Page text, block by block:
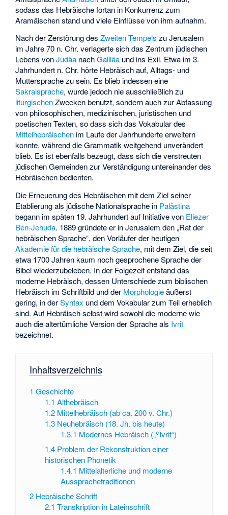
sodass das Hebräische fortan in Konkurrenz zum
Aramäischen stand und viele Einflüsse von ihm aufnahm.
Nach der Zerstörung desZweiten Tempels zu Jerusalem
im Jahre 70 n. Chr. verlagerte sich das Zentrum jüdischen
Lebens vonJudäa nachGaliläa und ins Exil. Etwa im 3.
Jahrhundert n. Chr. hörte Hebräisch auf, Alltags- und
Muttersprache zu sein. Es blieb indessen eine
Sakralsprache, wurde jedoch nie ausschließlich zu
liturgischenZwecken benutzt, sondern auch zur Abfassung
von philosophischen, medizinischen, juristischen und
poetischen Texten, so dass sich das Vokabular des
Mittelhebräischen im Laufe der Jahrhunderte erweitern
konnte, während die Grammatik weitgehend unverändert
blieb. Es ist ebenfalls bezeugt, dass sich die verstreuten
jüdischen Gemeinden zur Verständigung untereinander des
Hebräischen bedienten.
Die Erneuerung des Hebräischen mit dem Ziel seiner
Etablierung als jüdische Nationalsprache in Palästina
begann im späten 19. Jahrhundert auf Initiative von Eliezer
Ben-Jehuda. 1889 gründete er in Jerusalem den „Rat der
hebräischen Sprache“, den Vorläufer der heutigen
Akademie für die hebräische Sprache, mit dem Ziel, die seit
etwa 1700 Jahren kaum noch gesprochene Sprache der
Bibel wiederzubeleben. In der Folgezeit entstand das
moderne Hebräisch, dessen Unterschiede zum biblischen
Hebräisch im Schriftbild und der Morphologieäußerst
gering, in derSyntax und dem Vokabular zum Teil erheblich
sind. Auf Hebräisch selbst wird sowohl die moderne wie
auch die altertümliche Version der Sprache als Ivrit
bezeichnet.
Inhaltsverzeichnis
1 Geschichte
1.1 Althebräisch
1.2 Mittelhebräisch (ab ca. 200 v. Chr.)
1.3 Neuhebräisch (18. Jh. bis heute)
1.3.1 Modernes Hebräisch („ʿIvrit“)
1.4 Problem der Rekonstruktion einer
historischen Phonetik
1.4.1 Mittelalterliche und moderne
Aussprachetraditionen
2 Hebräische Schrift
2.1 Transkription in Lateinschrift